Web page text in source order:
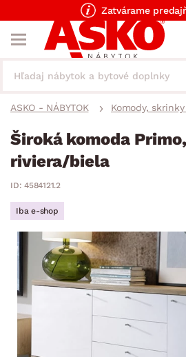
Zatvárame
ASKO - NÁBYTOK Komody,
Široká komoda
riviera/biela
ID: 4584121.2
Iba e-shop